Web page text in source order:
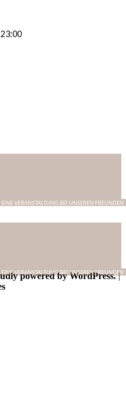
powered by WordPress. |